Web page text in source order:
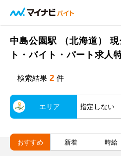
中島公園駅 （北海道）
ト・バイト・パート求人
検索結果 2 件
エリア 指定しない
おすすめ 新着 時給